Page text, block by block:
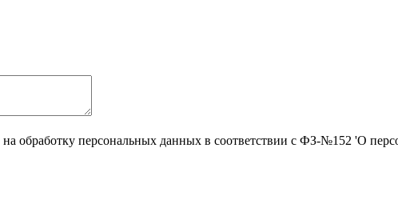
на обработку персональных данных в соответствии с ФЗ-№152 'О